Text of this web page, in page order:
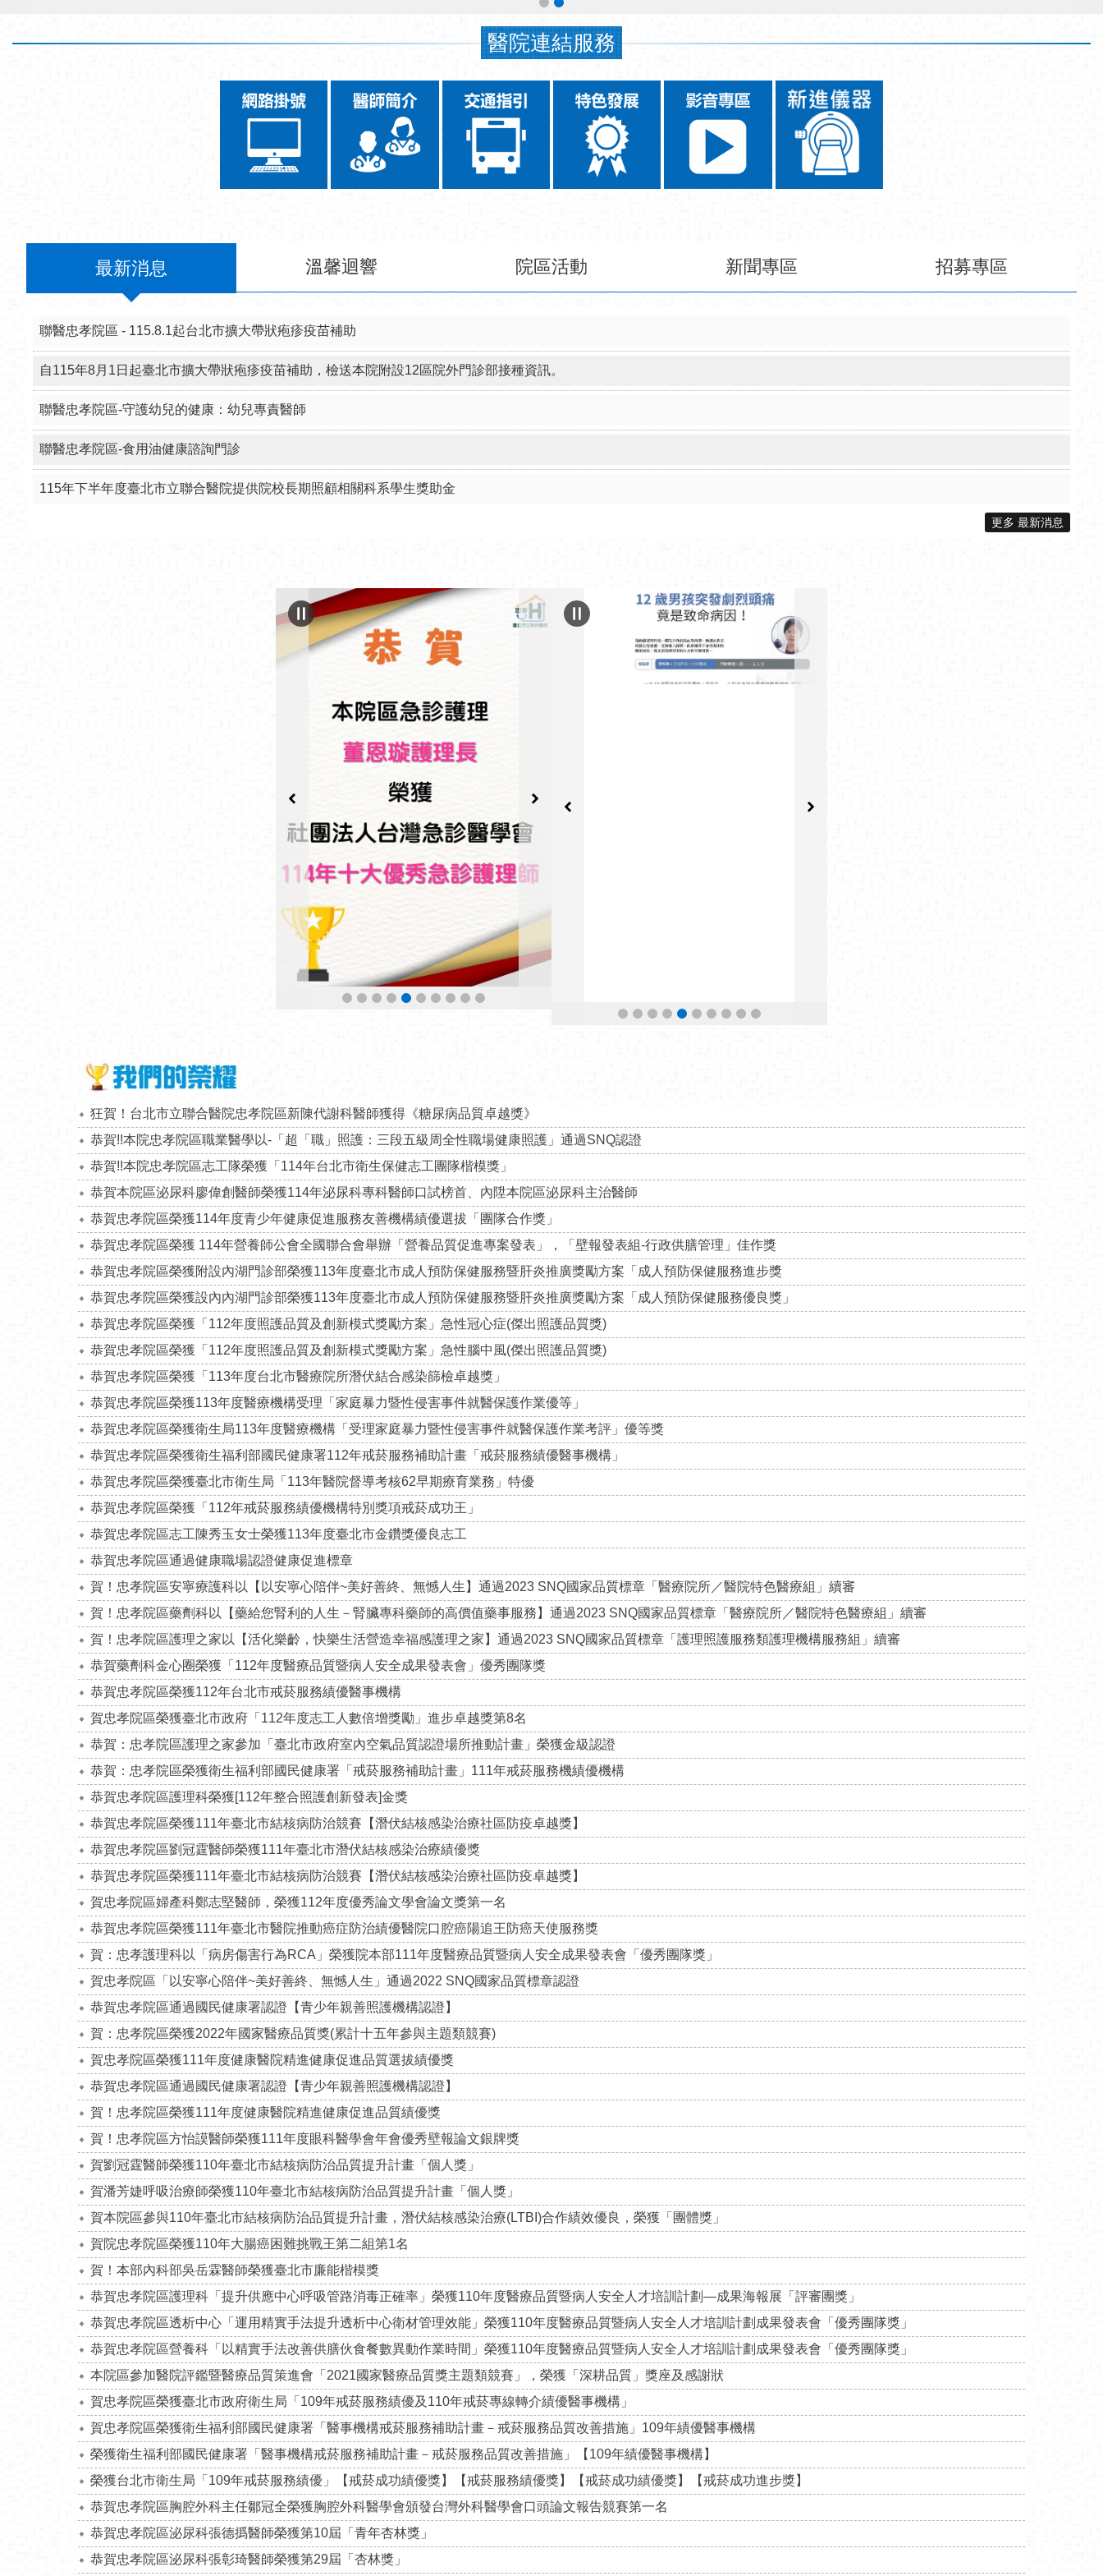
醫院連結服務
最新消息 溫馨迴響 院區活動 新聞專區 招募專區
聯醫忠孝院區 - 115.8.1起台北市擴大帶狀疱疹疫苗補助
自115年8月1日起臺北市擴大帶狀疱疹疫苗補助，檢送本院附設12區院外門診部接種資訊。
聯醫忠孝院區-守護幼兒的健康：幼兒專責醫師
聯醫忠孝院區-食用油健康諮詢門診
115年下半年度臺北市立聯合醫院提供院校長期照顧相關科系學生獎助金
更多 最新消息
狂賀！台北市立聯合醫院忠孝院區新陳代謝科醫師獲得《糖尿病品質卓越獎》
恭賀!!本院忠孝院區職業醫學以-「超「職」照護：三段五級周全性職場健康照護」通過SNQ認證
恭賀!!本院忠孝院區志工隊榮獲「114年台北市衛生保健志工團隊楷模獎」
恭賀本院區泌尿科廖偉創醫師榮獲114年泌尿科專科醫師口試榜首、內陞本院區泌尿科主治醫師
恭賀忠孝院區榮獲114年度青少年健康促進服務友善機構績優選拔「團隊合作獎」
恭賀忠孝院區榮獲 114年營養師公會全國聯合會舉辦「營養品質促進專案發表」，「壁報發表組-行政供膳管理」佳作獎
恭賀忠孝院區榮獲附設內湖門診部榮獲113年度臺北市成人預防保健服務暨肝炎推廣獎勵方案「成人預防保健服務進步獎
恭賀忠孝院區榮獲設內內湖門診部榮獲113年度臺北市成人預防保健服務暨肝炎推廣獎勵方案「成人預防保健服務優良獎」
恭賀忠孝院區榮獲「112年度照護品質及創新模式獎勵方案」急性冠心症(傑出照護品質獎)
恭賀忠孝院區榮獲「112年度照護品質及創新模式獎勵方案」急性腦中風(傑出照護品質獎)
恭賀忠孝院區榮獲「113年度台北市醫療院所潛伏結合感染篩檢卓越獎」
恭賀忠孝院區榮獲113年度醫療機構受理「家庭暴力暨性侵害事件就醫保護作業優等」
恭賀忠孝院區榮獲衛生局113年度醫療機構「受理家庭暴力暨性侵害事件就醫保護作業考評」優等獎
恭賀忠孝院區榮獲衛生福利部國民健康署112年戒菸服務補助計畫「戒菸服務績優醫事機構」
恭賀忠孝院區榮獲臺北市衛生局「113年醫院督導考核62早期療育業務」特優
恭賀忠孝院區榮獲「112年戒菸服務績優機構特別獎項戒菸成功王」
恭賀忠孝院區志工陳秀玉女士榮獲113年度臺北市金鑽獎優良志工
恭賀忠孝院區通過健康職場認證健康促進標章
賀！忠孝院區安寧療護科以【以安寧心陪伴~美好善終、無憾人生】通過2023 SNQ國家品質標章「醫療院所／醫院特色醫療組」續審
賀！忠孝院區藥劑科以【藥給您腎利的人生－腎臟專科藥師的高價值藥事服務】通過2023 SNQ國家品質標章「醫療院所／醫院特色醫療組」續審
賀！忠孝院區護理之家以【活化樂齡，快樂生活營造幸福感護理之家】通過2023 SNQ國家品質標章「護理照護服務類護理機構服務組」續審
恭賀藥劑科金心圈榮獲「112年度醫療品質暨病人安全成果發表會」優秀團隊獎
恭賀忠孝院區榮獲112年台北市戒菸服務績優醫事機構
賀忠孝院區榮獲臺北市政府「112年度志工人數倍增獎勵」進步卓越獎第8名
恭賀：忠孝院區護理之家參加「臺北市政府室內空氣品質認證場所推動計畫」榮獲金級認證
恭賀：忠孝院區榮獲衛生福利部國民健康署「戒菸服務補助計畫」111年戒菸服務機績優機構
恭賀忠孝院區護理科榮獲[112年整合照護創新發表]金獎
恭賀忠孝院區榮獲111年臺北市結核病防治競賽【潛伏結核感染治療社區防疫卓越獎】
恭賀忠孝院區劉冠霆醫師榮獲111年臺北市潛伏結核感染治療績優獎
恭賀忠孝院區榮獲111年臺北市結核病防治競賽【潛伏結核感染治療社區防疫卓越獎】
賀忠孝院區婦產科鄭志堅醫師，榮獲112年度優秀論文學會論文獎第一名
恭賀忠孝院區榮獲111年臺北市醫院推動癌症防治績優醫院口腔癌陽追王防癌天使服務獎
賀：忠孝護理科以「病房傷害行為RCA」榮獲院本部111年度醫療品質暨病人安全成果發表會「優秀團隊獎」
賀忠孝院區「以安寧心陪伴~美好善終、無憾人生」通過2022 SNQ國家品質標章認證
恭賀忠孝院區通過國民健康署認證【青少年親善照護機構認證】
賀：忠孝院區榮獲2022年國家醫療品質獎(累計十五年參與主題類競賽)
賀忠孝院區榮獲111年度健康醫院精進健康促進品質選拔績優獎
恭賀忠孝院區通過國民健康署認證【青少年親善照護機構認證】
賀！忠孝院區榮獲111年度健康醫院精進健康促進品質績優獎
賀！忠孝院區方怡謨醫師榮獲111年度眼科醫學會年會優秀壁報論文銀牌獎
賀劉冠霆醫師榮獲110年臺北市結核病防治品質提升計畫「個人獎」
賀潘芳婕呼吸治療師榮獲110年臺北市結核病防治品質提升計畫「個人獎」
賀本院區參與110年臺北市結核病防治品質提升計畫，潛伏結核感染治療(LTBI)合作績效優良，榮獲「團體獎」
賀院忠孝院區榮獲110年大腸癌困難挑戰王第二組第1名
賀！本部內科部吳岳霖醫師榮獲臺北市廉能楷模獎
恭賀忠孝院區護理科「提升供應中心呼吸管路消毒正確率」榮獲110年度醫療品質暨病人安全人才培訓計劃—成果海報展「評審團獎」
恭賀忠孝院區透析中心「運用精實手法提升透析中心衛材管理效能」榮獲110年度醫療品質暨病人安全人才培訓計劃成果發表會「優秀團隊獎」
恭賀忠孝院區營養科「以精實手法改善供膳伙食餐數異動作業時間」榮獲110年度醫療品質暨病人安全人才培訓計劃成果發表會「優秀團隊獎」
本院區參加醫院評鑑暨醫療品質策進會「2021國家醫療品質獎主題類競賽」，榮獲「深耕品質」獎座及感謝狀
賀忠孝院區榮獲臺北市政府衛生局「109年戒菸服務績優及110年戒菸專線轉介績優醫事機構」
賀忠孝院區榮獲衛生福利部國民健康署「醫事機構戒菸服務補助計畫－戒菸服務品質改善措施」109年績優醫事機構
榮獲衛生福利部國民健康署「醫事機構戒菸服務補助計畫－戒菸服務品質改善措施」【109年績優醫事機構】
榮獲台北市衛生局「109年戒菸服務績優」【戒菸成功績優獎】【戒菸服務績優獎】【戒菸成功績優獎】【戒菸成功進步獎】
恭賀忠孝院區胸腔外科主任鄒冠全榮獲胸腔外科醫學會頒發台灣外科醫學會口頭論文報告競賽第一名
恭賀忠孝院區泌尿科張德撝醫師榮獲第10屆「青年杏林獎」
恭賀忠孝院區泌尿科張彰琦醫師榮獲第29屆「杏林獎」